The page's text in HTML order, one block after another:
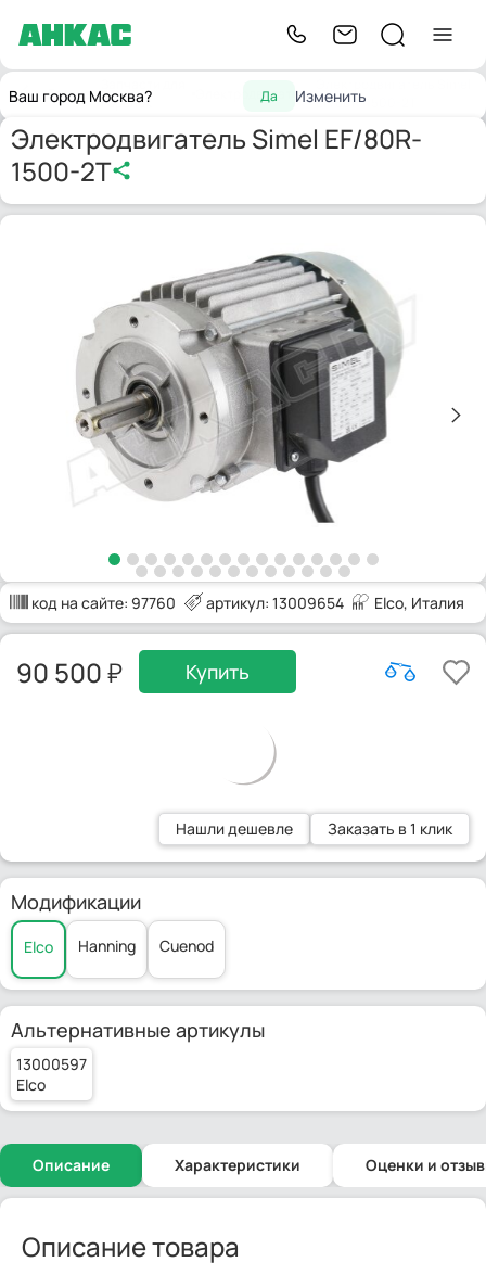
Ваш город Москва? Да Изменить
Главнаягорелок
ЭлектродвигателиEF/80R-1500-2T
Электродвигатель Simel EF/80R-
1500-2T
код на сайте: 97760 артикул: 13009654 Elco, Италия
90 500 Купить
Нашли дешевле Заказать в 1 клик
Модификации
Elco Hanning Cuenod
Альтернативные артикулы
13000597
Elco
Описание Характеристики Оценки и
Описание товара